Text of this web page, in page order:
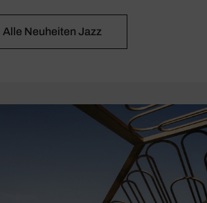
Alle Neuheiten Jazz